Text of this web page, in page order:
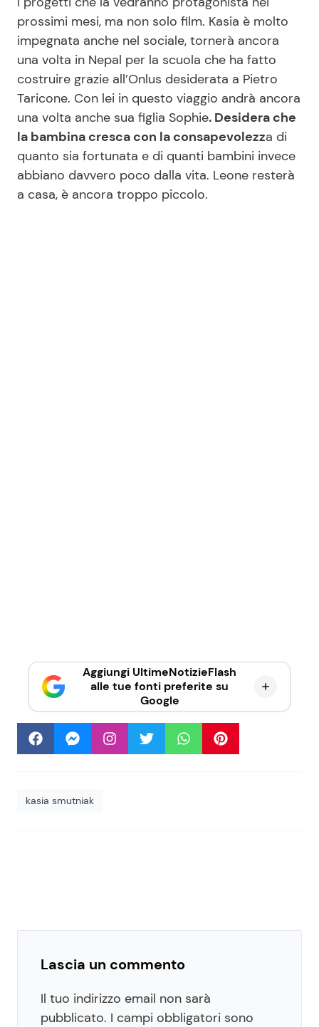
prossimi mesi, ma non solo film. Kasia è molto
impegnata anche nel sociale, tornerà ancora
una volta in Nepal per la scuola che ha fatto
costruire grazie all’Onlus desiderata a Pietro
Taricone. Con lei in questo viaggio andrà ancora
una volta anche sua figlia Sophie. Desidera che
la bambina cresca con la consapevolezza di
quanto sia fortunata e di quanti bambini invece
abbiano davvero poco dalla vita. Leone resterà
a casa, è ancora troppo piccolo.
Aggiungi UltimeNotizieFlash
alle tue fonti preferite su
Google
kasia smutniak
Lascia un commento
Il tuo indirizzo email non sarà
pubblicato. I campi obbligatori sono